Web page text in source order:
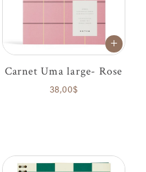
Carnet Uma large- Rose
38,00$